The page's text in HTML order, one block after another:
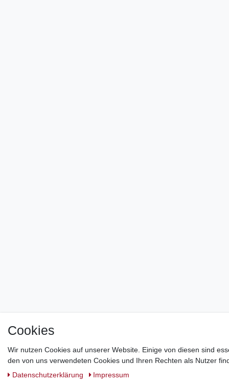
Cookies
Wir nutzen Cookies auf unserer Website. Einige von diesen sind
den von uns verwendeten Cookies und Ihren Rechten als Nutzer
Daten­schutz­erklärung
Impressum